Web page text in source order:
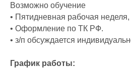
Возможно обучение
• Пятидневная рабочая неделя,
• Оформление по ТК РФ.
• з/п обсуждается
График работы: